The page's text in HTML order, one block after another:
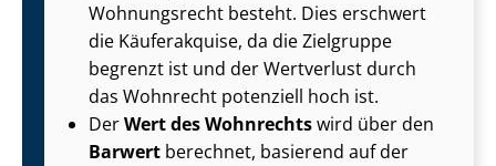
Wohnungsrecht besteht. Dies erschwert
die Käuferakquise, da die Zielgruppe
begrenzt ist und der Wertverlust durch
das Wohnrecht potenziell hoch ist.
DerWert des Wohnrechtswird über den
Barwert berechnet, basierend auf der